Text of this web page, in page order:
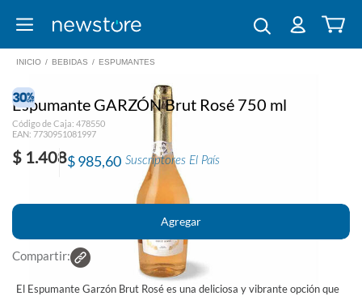
INICIO / BEBIDAS / ESPUMANTES
Espumante GARZÓN Brut Rosé 750 ml
Código de Caja: 478550
EAN: 7730951081997
$ 1.408 Suscriptores El País
$ 985,60
Compartir:
El Espumante Garzón Brut Rosé es una deliciosa y vibrante opción que